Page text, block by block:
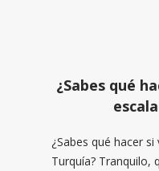
¿Sabes qué
¿Sabes qué hacer
Turquía? Tranquilo,